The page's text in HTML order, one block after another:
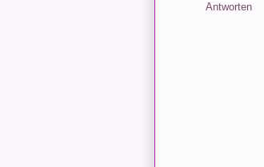
Antworten